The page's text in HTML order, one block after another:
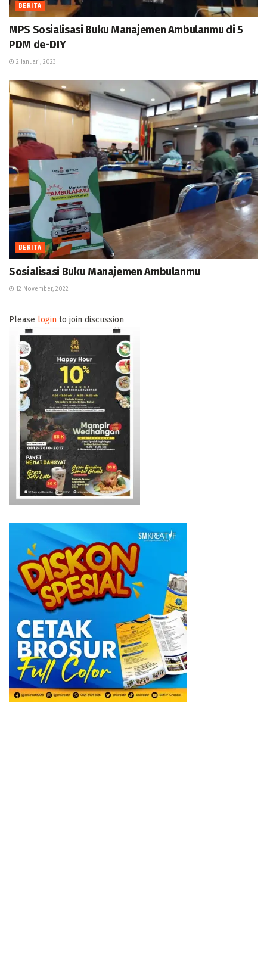
BERITA
MPS Sosialisasi Buku Manajemen Ambulanmu di 5
PDM de-DIY
2 Januari, 2023
BERITA
Sosialisasi Buku Manajemen Ambulanmu
12 November, 2022
Please login to join discussion